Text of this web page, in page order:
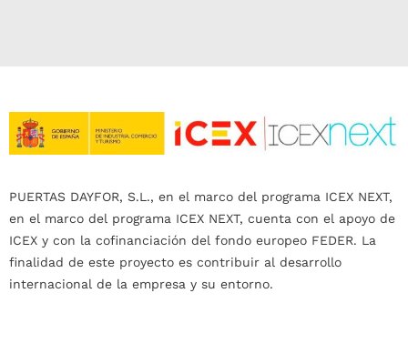
PUERTAS DAYFOR, S.L., en el marco del programa ICEX NEXT,
en el marco del programa ICEX NEXT, cuenta con el apoyo de
ICEX y con la cofinanciación del fondo europeo FEDER. La
finalidad de este proyecto es contribuir al desarrollo
internacional de la empresa y su entorno.